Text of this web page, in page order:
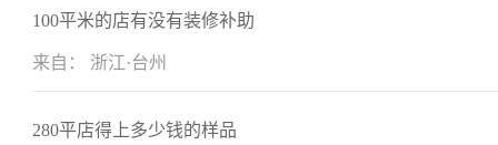
100平米的店有没有装修补助
来自： 浙江·台州
280平店得上多少钱的样品